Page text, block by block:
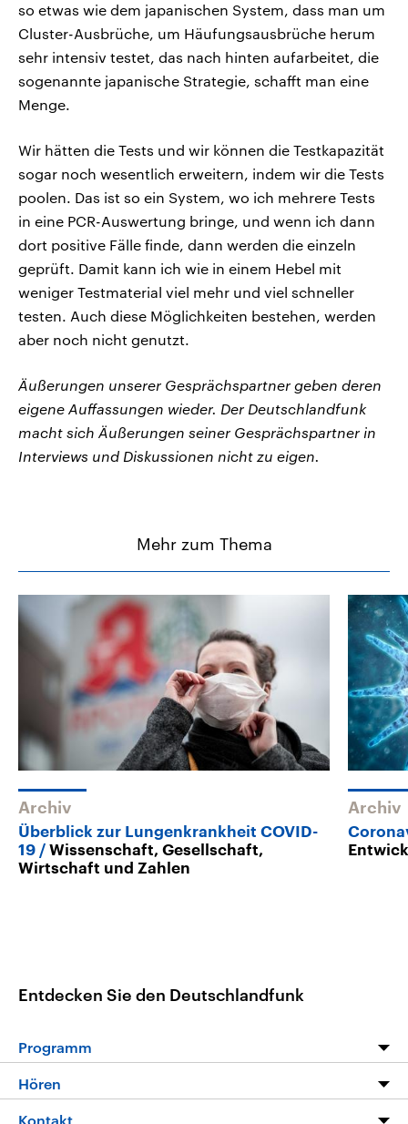
so etwas wie dem japanischen System, dass man um
Cluster-Ausbrüche, um Häufungsausbrüche herum
sehr intensiv testet, das nach hinten aufarbeitet, die
sogenannte japanische Strategie, schafft man eine
Menge.
Wir hätten die Tests und wir können die Testkapazität
sogar noch wesentlich erweitern, indem wir die Tests
poolen. Das ist so ein System, wo ich mehrere Tests
in eine PCR-Auswertung bringe, und wenn ich dann
dort positive Fälle finde, dann werden die einzeln
geprüft. Damit kann ich wie in einem Hebel mit
weniger Testmaterial viel mehr und viel schneller
testen. Auch diese Möglichkeiten bestehen, werden
aber noch nicht genutzt.
Äußerungen unserer Gesprächspartner geben deren
eigene Auffassungen wieder. Der Deutschlandfunk
macht sich Äußerungen seiner Gesprächspartner in
Interviews und Diskussionen nicht zu eigen.
Mehr zum Thema
Archiv
Überblick zur Lungenkrankheit COVID-
19
Wissenschaft, Gesellschaft,
Wirtschaft und Zahlen
Archiv
Entdecken Sie den Deutschlandfunk
Programm
Programm
Hören
Livestream
Kontakt